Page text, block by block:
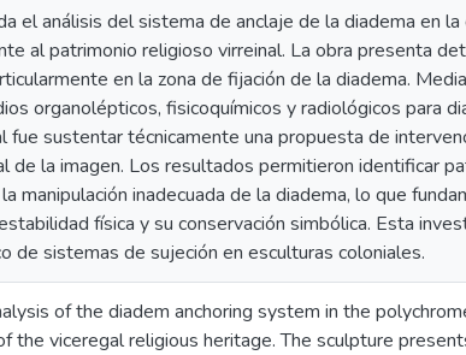
el análisis del sistema de anclaje de la diadema en
al patrimonio religioso virreinal. La obra presenta
en la zona de fijación de la diadema.
organolépticos, fisicoquímicos y radiológicos para
fue sustentar técnicamente una propuesta de
de la imagen. Los resultados permitieron identificar
manipulación inadecuada de la diadema, lo que
física y su conservación simbólica. Esta
de sistemas de sujeción en esculturas coloniales.
of the diadem anchoring system in the
the viceregal religious heritage. The sculpture